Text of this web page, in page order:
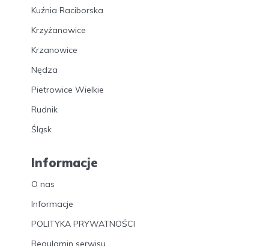
Kuźnia Raciborska
Krzyżanowice
Krzanowice
Nędza
Pietrowice Wielkie
Rudnik
Śląsk
Informacje
O nas
Informacje
POLITYKA PRYWATNOŚCI
Regulamin serwisu